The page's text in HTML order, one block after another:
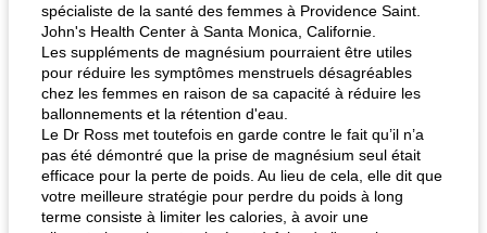
spécialiste de la santé des femmes à Providence Saint.
John's Health Center à Santa Monica, Californie.
Les suppléments de magnésium pourraient être utiles
pour réduire les symptômes menstruels désagréables
chez les femmes en raison de sa capacité à réduire les
ballonnements et la rétention d'eau.
Le Dr Ross met toutefois en garde contre le fait qu’il n’a
pas été démontré que la prise de magnésium seul était
efficace pour la perte de poids. Au lieu de cela, elle dit que
votre meilleure stratégie pour perdre du poids à long
terme consiste à limiter les calories, à avoir une